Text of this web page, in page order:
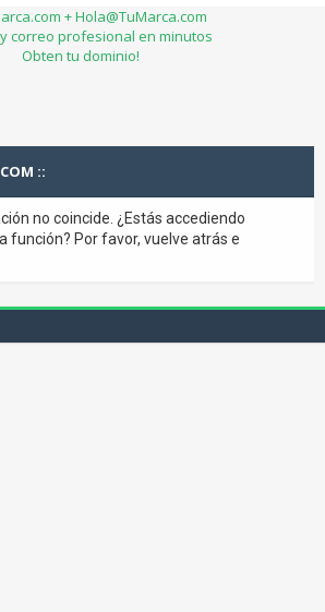
+ Hola@TuMarca.com
correo profesional en minutos
Obten tu dominio!
::
no coincide. ¿Estás accediendo
función? Por favor, vuelve atrás e